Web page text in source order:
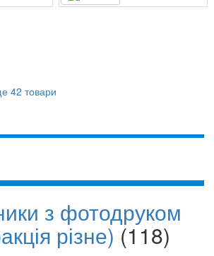
42 товари
з фотодруком
різне) (118)